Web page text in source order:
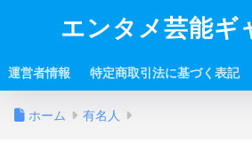
エンタメ芸能ギ
運営者情報 特定商取引法に基づく表記
ホーム 有名人